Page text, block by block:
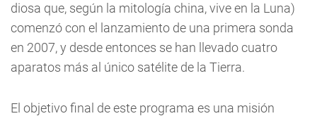
diosa que, según la mitología china, vive en la Luna)
comenzó con el lanzamiento de una primera sonda
en 2007, y desde entonces se han llevado cuatro
aparatos más al único satélite de la Tierra.
El objetivo final de este programa es una misión